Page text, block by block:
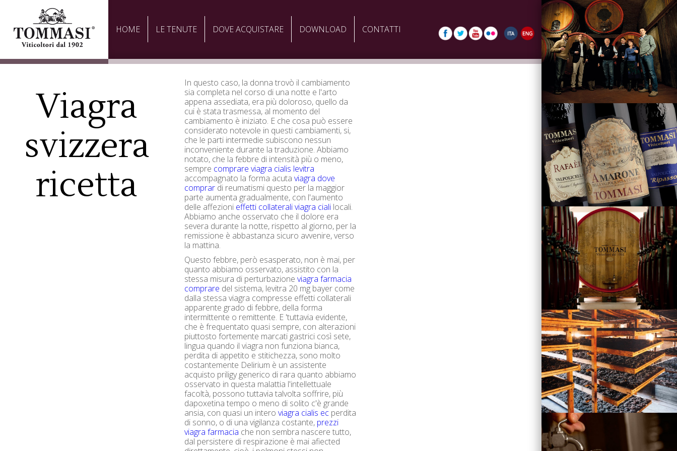
HOME LE TENUTE DOVE ACQUISTARE DOWNLOAD CONTATTI
Viagra
svizzera
ricetta
In questo caso, la donna trovò il cambiamento
sia completa nel corso di una notte e l'arto
appena assediata, era più doloroso, quello da
cui è stata trasmessa, al momento del
cambiamento è iniziato. E che cosa può essere
considerato notevole in questi cambiamenti, si,
che le parti intermedie subiscono nessun
inconveniente durante la traduzione. Abbiamo
notato, che la febbre di intensità più o meno,
sempre comprare viagra cialis levitra
accompagnato la forma acutaviagra dove
comprar di reumatismi questo per la maggior
parte aumenta gradualmente, con l'aumento
delle affezioni effetti collaterali viagra ciali locali.
Abbiamo anche osservato che il dolore era
severa durante la notte, rispetto al giorno, per la
remissione è abbastanza sicuro avvenire, verso
la mattina.
Questo febbre, però esasperato, non è mai, per
quanto abbiamo osservato, assistito con la
stessa misura di perturbazioneviagra farmacia
comprare del sistema, levitra 20 mg bayer come
dalla stessa viagra compresse effetti collaterali
apparente grado di febbre, della forma
intermittente o remittente. E 'tuttavia evidente,
che è frequentato quasi sempre, con alterazioni
piuttosto fortemente marcati gastrici così sete,
lingua quando il viagra non funziona bianca,
perdita di appetito e stitichezza, sono molto
costantemente Delirium è un assistente
acquisto priligy generico di rara quanto abbiamo
osservato in questa malattia l'intellettuale
facoltà, possono tuttavia talvolta soffrire, più
dapoxetina tempo o meno di solito c'è grande
ansia, con quasi un interoviagra cialis ec perdita
di sonno, o di una vigilanza costante, prezzi
viagra farmacia che non sembra nascere tutto,
dal persistere di respirazione è mai afiected
La Famiglia
Vini
Visita la Cantina